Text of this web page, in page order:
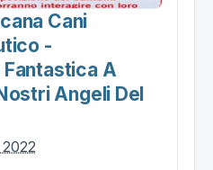
Cani
-
A
Angeli Del